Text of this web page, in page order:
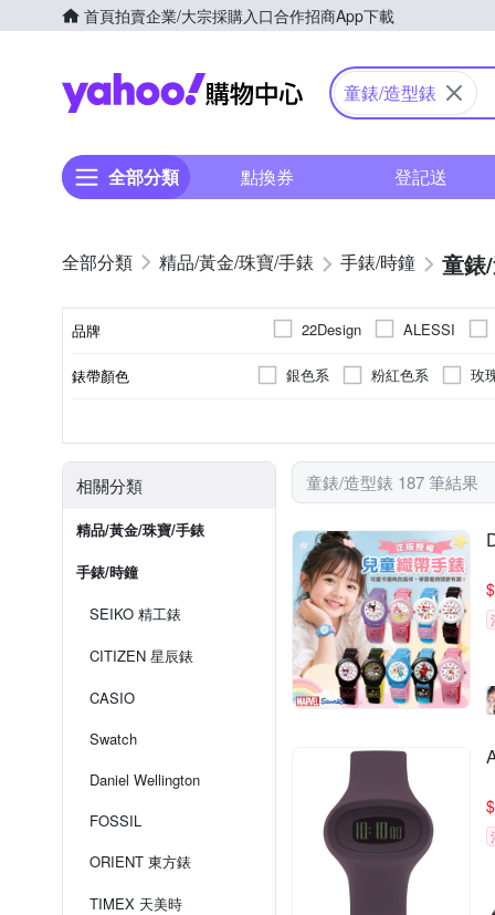
首頁拍賣企業/大宗採購入口合作招商App下載
Yahoo購物中心
童錶/造型錶
全部分類 點換券 登記送
精品/黃金/珠寶/手錶 手錶/時鐘 童錶
品牌 22Design
ALESSI
Q&Q
SKMEI 時刻美
錶帶顏色 銀色系 粉紅色系
玫
相關分類
精品/黃金/珠寶/手錶
手錶/時鐘
SEIKO 精工錶
CITIZEN 星辰錶
CASIO
Swatch
Daniel Wellington
FOSSIL
ORIENT 東方錶
TIMEX 天美時
童錶/造型錶 187 筆結果
$
$